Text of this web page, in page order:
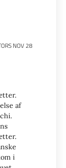
NOV 28
af
i